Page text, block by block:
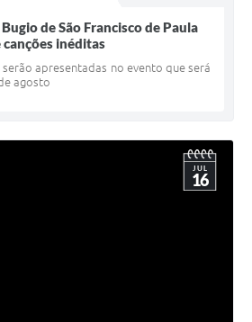
de São Francisco de Paula
inéditas
serão apresentadas no evento que será
agosto
JUL
16